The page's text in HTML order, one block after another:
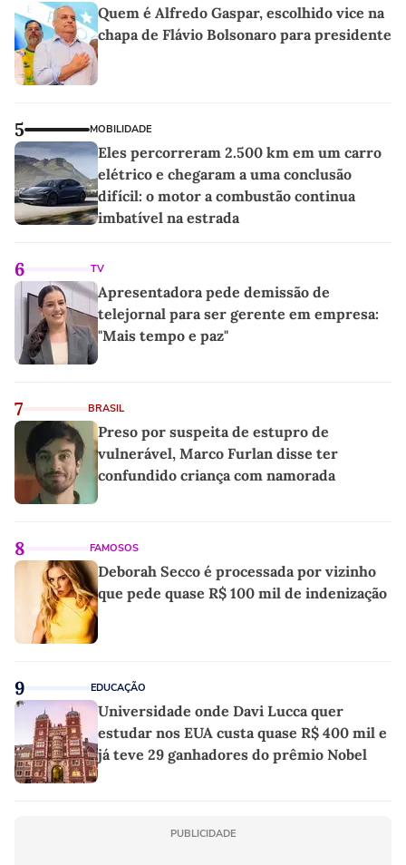
Quem é Alfredo Gaspar, escolhido vice na
chapa de Flávio Bolsonaro para presidente
5 MOBILIDADE
Eles percorreram 2.500 km em um carro
elétrico e chegaram a uma conclusão
difícil: o motor a combustão continua
imbatível na estrada
6 TV
Apresentadora pede demissão de
telejornal para ser gerente em empresa:
"Mais tempo e paz"
7 BRASIL
Preso por suspeita de estupro de
vulnerável, Marco Furlan disse ter
confundido criança com namorada
8 FAMOSOS
Deborah Secco é processada por vizinho
que pede quase R$ 100 mil de indenização
9 EDUCAÇÃO
Universidade onde Davi Lucca quer
estudar nos EUA custa quase R$ 400 mil e
já teve 29 ganhadores do prêmio Nobel
PUBLICIDADE